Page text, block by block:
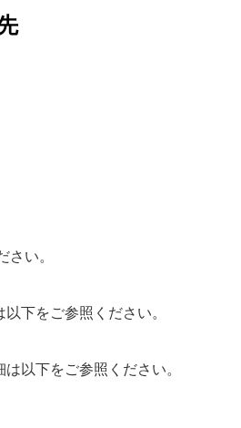
い。
下をご参照ください。
以下をご参照ください。